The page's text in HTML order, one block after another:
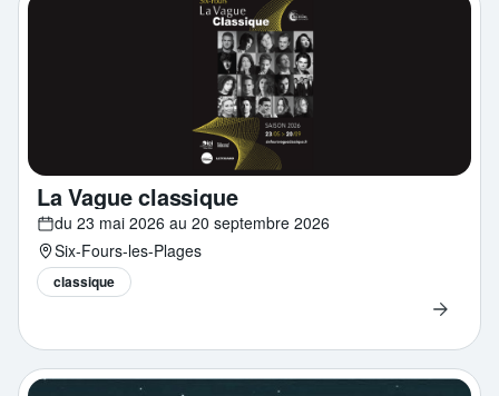
La Vague classique
du 23 mai 2026 au 20 septembre 2026
Six-Fours-les-Plages
classique